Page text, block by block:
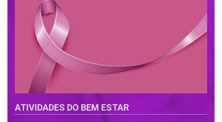
ATIVIDADES DO BEM ESTAR